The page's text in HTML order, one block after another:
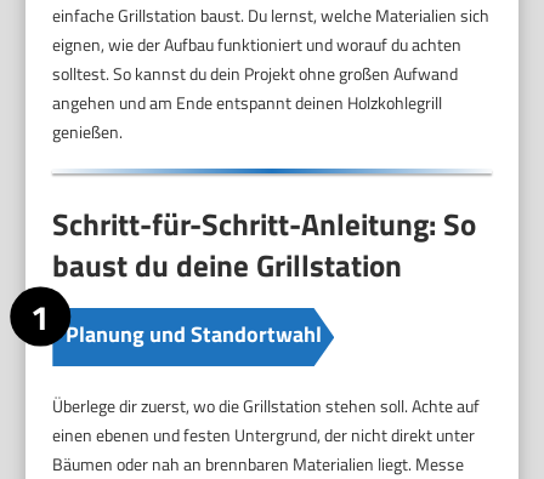
einfache Grillstation baust. Du lernst, welche Materialien sich
eignen, wie der Aufbau funktioniert und worauf du achten
solltest. So kannst du dein Projekt ohne großen Aufwand
angehen und am Ende entspannt deinen Holzkohlegrill
genießen.
Schritt-für-Schritt-Anleitung: So
baust du deine Grillstation
Planung und Standortwahl
Überlege dir zuerst, wo die Grillstation stehen soll. Achte auf
einen ebenen und festen Untergrund, der nicht direkt unter
Bäumen oder nah an brennbaren Materialien liegt. Messe